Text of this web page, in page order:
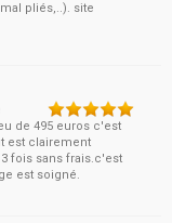
pliés,..). site
de 495 euros c'est
est clairement
fois sans frais.c'est
est soigné.